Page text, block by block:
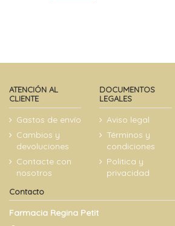
ATENCIÓN AL
CLIENTE
Gastos de envío
Cambios y
devoluciones
Contacte con
nosotros
DOCUMENTOS
LEGALES
Aviso legal
Términos y
condiciones
Politica y
privacidad
Contacto
Farmacia Regina Petit